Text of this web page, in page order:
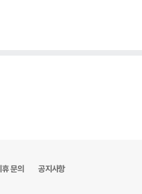
문의 공지사항